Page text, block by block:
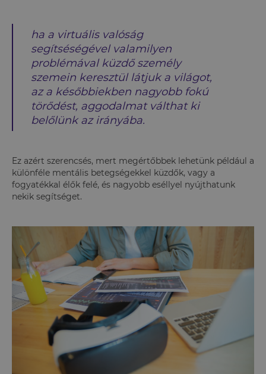
ha a virtuális valóság
segítséségével valamilyen
problémával küzdő személy
szemein keresztül látjuk a világot,
az a későbbiekben nagyobb fokú
törődést, aggodalmat válthat ki
belőlünk az irányába.
Ez azért szerencsés, mert megértőbbek lehetünk például a
különféle mentális betegségekkel küzdők, vagy a
fogyatékkal élők felé, és nagyobb eséllyel nyújthatunk
nekik segítséget.